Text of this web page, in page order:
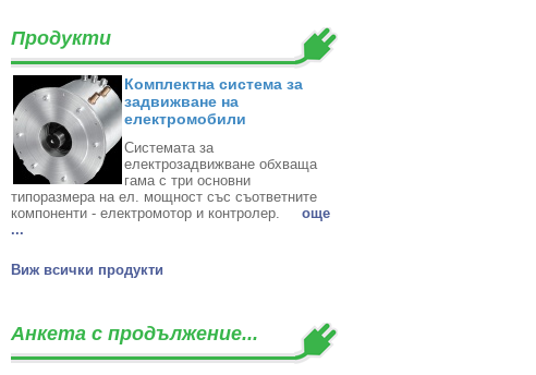
Продукти
Комплектна система за
задвижване на
електромобили
Системата за
електрозадвижване обхваща
гама с три основни
типоразмера на ел. мощност със съответните
компоненти - електромотор и контролер. ‎ oще
...
Виж всички продукти
Анкета с продължение...